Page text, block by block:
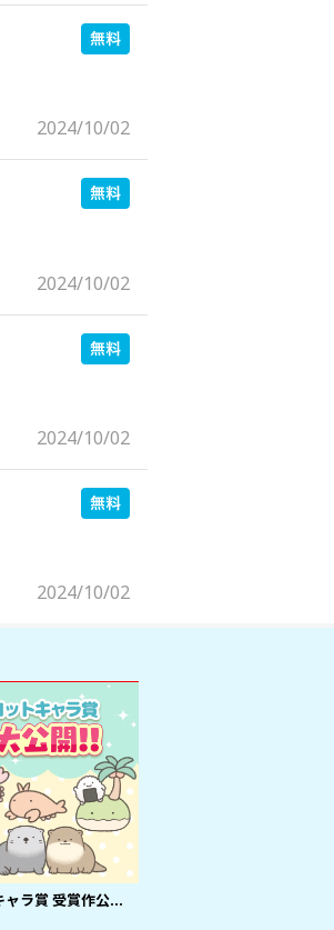
2024/10/02
2024/10/02
2024/10/02
2024/10/02
バズるマスコットキャラ賞 受賞作公開！